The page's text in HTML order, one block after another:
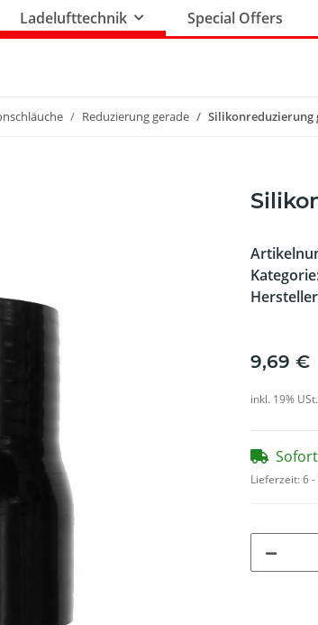
Ladelufttechnik Special Offers
Reduzierung gerade Silikonreduzierung
9,69 €
inkl. 19%
Lieferzeit:6 -